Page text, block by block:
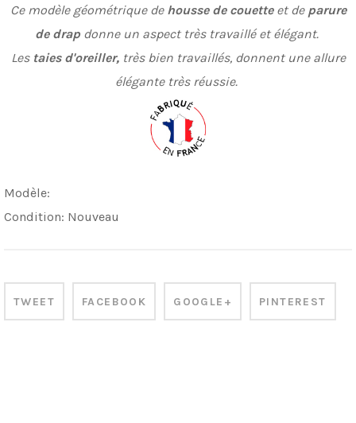
Ce modèle géométrique de housse de couetteet de parure
de drapdonne un aspect très travaillé et élégant.
Lestaies d'oreiller, très bien travaillés, donnent une allure
élégante très réussie.
Modèle:
Condition: Nouveau
TWEET FACEBOOK GOOGLE+ PINTEREST